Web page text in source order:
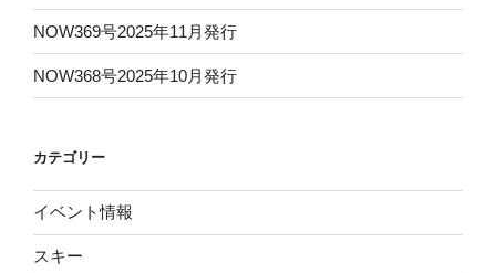
NOW369号2025年11月発行
NOW368号2025年10月発行
カテゴリー
イベント情報
スキー